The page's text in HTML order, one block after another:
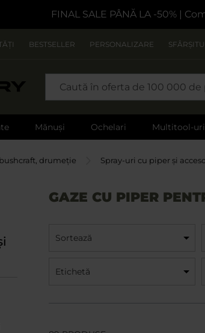
FINAL SALE PÂNĂ LA -50% |
BESTSELLER PERSONALIZARE
Mănuși Ochelari Multitool-uri
drumeție Spray-uri cu piper și
GAZE CU PIPER
Sortează
Etichetă